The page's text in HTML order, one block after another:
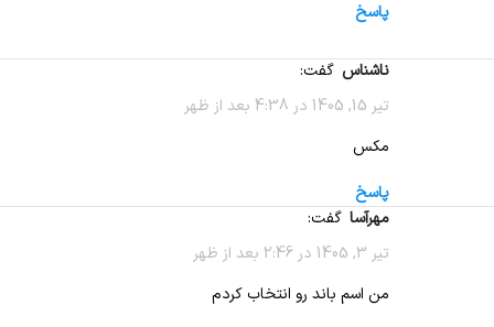
پاسخ
ناشناس گفت:
تیر 15, 1405 در 4:38 بعد از ظهر
مکس
پاسخ
مهرآسا گفت:
تیر 3, 1405 در 2:46 بعد از ظهر
من اسم باند رو انتخاب کردم